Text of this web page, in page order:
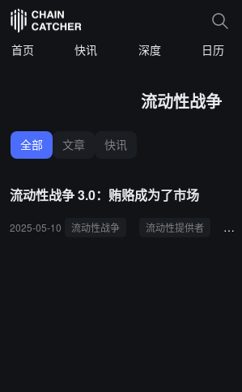
首页 快讯 深度 日历
流动性战争
全部 文章 快讯
流动性战争 3.0：贿赂成为了市场
2025-05-10 流动性战争 流动性提供者 TVL